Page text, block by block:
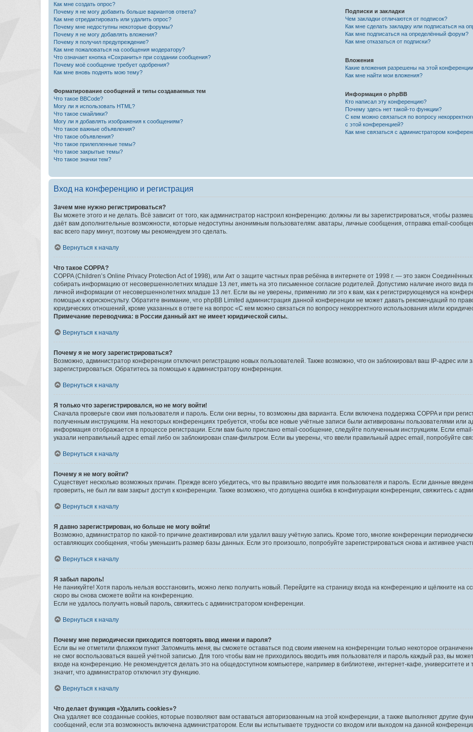
Как мне создать опрос?
Почему я не могу добавить больше вариантов ответа?
Как мне отредактировать или удалить опрос?
Почему мне недоступны некоторые форумы?
Почему я не могу добавлять вложения?
Почему я получил предупреждение?
Как мне пожаловаться на сообщения модератору?
Что означает кнопка «Сохранить» при создании сообщения?
Почему моё сообщение требует одобрения?
Как мне вновь поднять мою тему?
Форматирование сообщений и типы создаваемых тем
Что такое BBCode?
Могу ли я использовать HTML?
Что такое смайлики?
Могу ли я добавлять изображения к сообщениям?
Что такое важные объявления?
Что такое объявления?
Что такое прилепленные темы?
Что такое закрытые темы?
Что такое значки тем?
Подписки и закладки
Чем закладки отличаются от подписок?
Как мне сделать закладку или подписаться на
Как мне подписаться на определённый форум?
Как мне отказаться от подписки?
Вложения
Какие вложения разрешены на этой
Как мне найти мои вложения?
Информация о phpBB
Кто написал эту конференцию?
Почему здесь нет такой-то функции?
С кем можно связаться по вопросу
с этой конференцией?
Как мне связаться с администратором
Вход на конференцию и регистрация
Зачем мне нужно регистрироваться?
Вы можете этого и не делать. Всё зависит от того, как администратор настроил конференцию: должны ли вы зарегистрироваться, чтобы
даёт вам дополнительные возможности, которые недоступны анонимным пользователям: аватары, личные сообщения, отправка email-
вас всего пару минут, поэтому мы рекомендуем это сделать.
Вернуться к началу
Что такое COPPA?
COPPA (Children’s Online Privacy Protection Act of 1998), или Акт о защите частных прав ребёнка в интернете от 1998 г. — это закон
собирать информацию от несовершеннолетних младше 13 лет, иметь на это письменное согласие родителей. Допустимо наличие иного вида
личной информации от несовершеннолетних младше 13 лет. Если вы не уверены, применимо ли это к вам, как к регистрирующемуся на
помощью к юрисконсульту. Обратите внимание, что phpBB Limited администрация данной конференции не может давать рекомендаций по
юридических отношений, кроме указанных в ответе на вопрос «С кем можно связаться по вопросу некорректного использования и/или
Примечание переводчика: в России данный акт не имеет юридической силы.
Вернуться к началу
Почему я не могу зарегистрироваться?
Возможно, администратор конференции отключил регистрацию новых пользователей. Также возможно, что он заблокировал ваш IP-адрес или
зарегистрироваться. Обратитесь за помощью к администратору конференции.
Вернуться к началу
Я только что зарегистрировался, но не могу войти!
Сначала проверьте свои имя пользователя и пароль. Если они верны, то возможны два варианта. Если включена поддержка COPPA и при
полученным инструкциям. На некоторых конференциях требуется, чтобы все новые учётные записи были активированы пользователями или
информация отображается в процессе регистрации. Если вам было прислано email-сообщение, следуйте полученным инструкциям. Если
указали неправильный адрес email либо он заблокирован спам-фильтром. Если вы уверены, что ввели правильный адрес email, попробуйте
Вернуться к началу
Почему я не могу войти?
Существует несколько возможных причин. Прежде всего убедитесь, что вы правильно вводите имя пользователя и пароль. Если данные
проверить, не был ли вам закрыт доступ к конференции. Также возможно, что допущена ошибка в конфигурации конференции, свяжитесь с
Вернуться к началу
Я давно зарегистрирован, но больше не могу войти!
Возможно, администратор по какой-то причине деактивировал или удалил вашу учётную запись. Кроме того, многие конференции
оставляющих сообщения, чтобы уменьшить размер базы данных. Если это произошло, попробуйте зарегистрироваться снова и активнее
Вернуться к началу
Я забыл пароль!
Не паникуйте! Хотя пароль нельзя восстановить, можно легко получить новый. Перейдите на страницу входа на конференцию и щёлкните на
скоро вы снова сможете войти на конференцию.
Если не удалось получить новый пароль, свяжитесь с администратором конференции.
Вернуться к началу
Почему мне периодически приходится повторять ввод имени и пароля?
Если вы не отметили флажком пункт Запомнить меня , вы сможете оставаться под своим именем на конференции только некоторое
не смог воспользоваться вашей учётной записью. Для того чтобы вам не приходилось вводить имя пользователя и пароль каждый раз, вы
входе на конференцию. Не рекомендуется делать это на общедоступном компьютере, например в библиотеке, интернет-кафе, университете и
значит, что администратор отключил эту функцию.
Вернуться к началу
Что делает функция «Удалить cookies»?
Она удаляет все созданные cookies, которые позволяют вам оставаться авторизованным на этой конференции, а также выполняют другие
сообщений, если эта возможность включена администратором. Если вы испытываете трудности со входом или выходом на данной